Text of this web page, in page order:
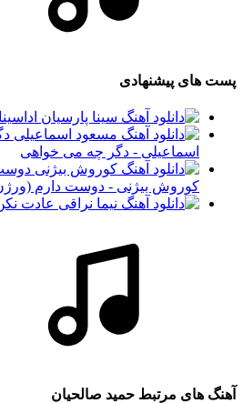
پست های پیشنهادی
اسماعیلی - دگر چه می خواهی
کوروش بیژنی - دوست دارم
آهنگ های مرتبط حمید صالحیان